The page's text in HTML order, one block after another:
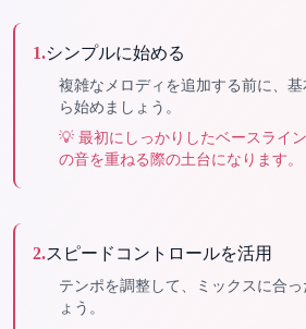
1.シンプルに始める
複雑なメロディを追加する前に、
ら始めましょう。
💡 最初にしっかりしたベースライ
の音を重ねる際の土台になります。
2.スピードコントロールを活用
テンポを調整して、ミックスに合
ょう。